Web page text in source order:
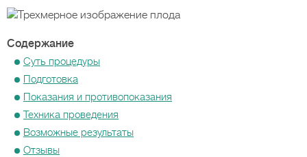
Содержание
Суть процедуры
Подготовка
Показания и противопоказания
Техника проведения
Возможные результаты
Отзывы